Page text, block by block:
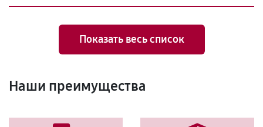
Показать весь список
Наши преимущества